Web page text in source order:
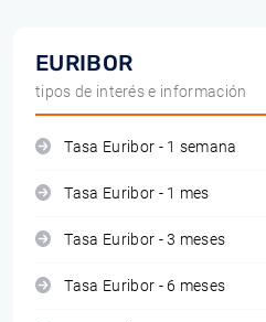
EURIBOR
tipos de interés e información
Tasa Euribor - 1 semana
Tasa Euribor - 1 mes
Tasa Euribor - 3 meses
Tasa Euribor - 6 meses